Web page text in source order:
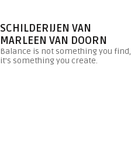
SCHILDERIJEN VAN
MARLEEN VAN DOORN
Balance is not something you find,
it's something you create.